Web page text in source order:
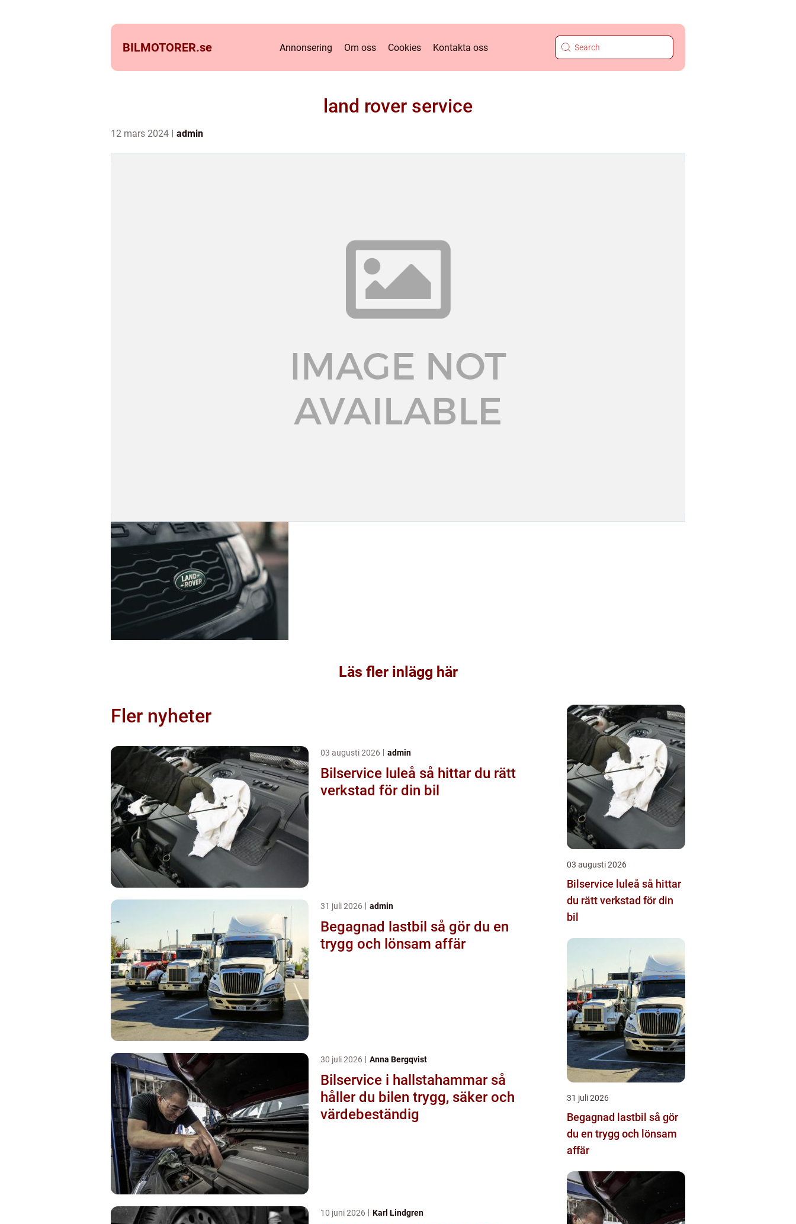
BILMOTORER.se Annonsering Om oss Cookies Kontakta oss
land rover service
12 mars 2024 admin
Läs fler inlägg här
Fler nyheter
03 augusti 2026 admin
Bilservice luleå så hittar du rätt
verkstad för din bil
31 juli 2026 admin
Begagnad lastbil så gör du en
trygg och lönsam affär
30 juli 2026 Anna Bergqvist
Bilservice i hallstahammar så
håller du bilen trygg, säker och
värdebeständig
10 juni 2026 Karl Lindgren
03 augusti 2026
Bilservice luleå så hittar
du rätt verkstad för din
bil
31 juli 2026
Begagnad lastbil så gör
du en trygg och lönsam
affär